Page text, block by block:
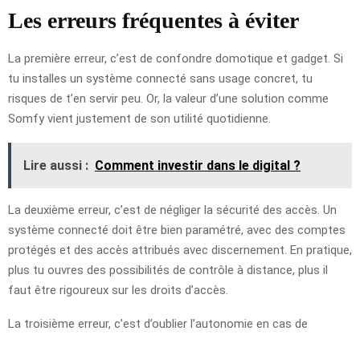
Les erreurs fréquentes à éviter
La première erreur, c’est de confondre domotique et gadget. Si
tu installes un système connecté sans usage concret, tu
risques de t’en servir peu. Or, la valeur d’une solution comme
Somfy vient justement de son utilité quotidienne.
Lire aussi : Comment investir dans le digital ?
La deuxième erreur, c’est de négliger la sécurité des accès. Un
système connecté doit être bien paramétré, avec des comptes
protégés et des accès attribués avec discernement. En pratique,
plus tu ouvres des possibilités de contrôle à distance, plus il
faut être rigoureux sur les droits d’accès.
La troisième erreur, c’est d’oublier l’autonomie en cas de